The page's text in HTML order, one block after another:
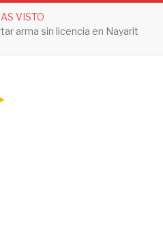
VISTO
arma sin licencia en Nayarit